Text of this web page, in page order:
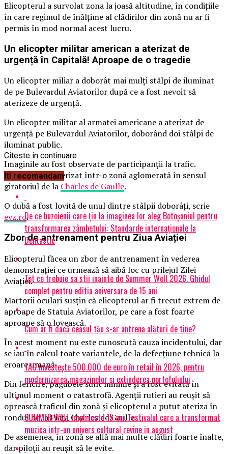
Elicopterul a survolat zona la joasă altitudine, în condițiile
în care regimul de înălțime al clădirilor din zonă nu ar fi
permis în mod normal acest lucru.
Un elicopter militar american a aterizat de
urgență în Capitală! Aproape de o tragedie
Un elicopter miliar a doborât mai mulți stâlpi de iluminat
de pe Bulevardul Aviatorilor după ce a fost nevoit să
aterizeze de urgență.
Un elicopter militar al armatei americane a aterizat de
urgență pe Bulevardul Aviatorilor, doborând doi stâlpi de
iluminat public.
Imaginile au fost observate de participanții la trafic.
Elicopterul a aterizat într-o zonă aglomerată în sensul
giratoriul de la Charles de Gaulle.
O dubă a fost lovită de unul dintre stâlpii doborâți, scrie
evz.ro.
Zbor de antrenament pentru Ziua Aviației
Elicopterul făcea un zbor de antrenament în vederea
demonstrației ce urmează să aibă loc cu prilejul Zilei
Aviației.
Martorii oculari susțin că elicopterul ar fi trecut extrem de
aproape de Statuia Aviatorilor, pe care a fost foarte
aproape să o lovească.
În acest moment nu este cunoscută cauza incidentului, dar
se iau în calcul toate variantele, de la defecțiune tehnică la
eroare umană.
Din fericire, pagubele sunt minime și a fost evitată în
ultimul moment o catastrofă. Agenții rutieri au reușit să
oprească traficul din zonă și elicopterul a putut ateriza în
rondul de la Piața Charles de Gaulle.
De asemenea, în zonă se află mai multe clădiri foarte înalte,
dar piloții au reușit să le evite.
Citeste in continuare
Iti recomandam
De ce buzoienii care țin la imaginea lor aleg Botoșaniul pentru
transformarea zâmbetului: Standarde internaționale la
Dentastic
Tot ce trebuie sa stii inainte de Summer Well 2026. Ghidul
complet pentru editia aniversara de 15 ani
Cum ar fi dacă ceasul tău s-ar antrena alături de tine?
TAG investește 500.000 de euro în retail în 2026, pentru
modernizarea magazinelor și extinderea portofoliului
SUMMER WELL implineste 15 ani. Festivalul care a transformat
muzica intr-un univers cultural revine in august